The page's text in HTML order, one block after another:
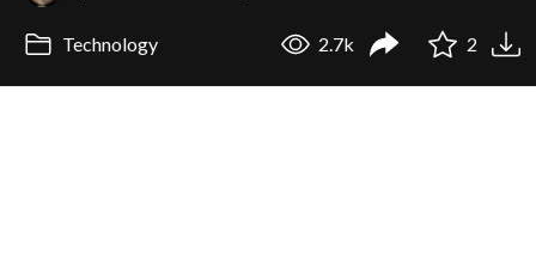
Technology 2.7k 2